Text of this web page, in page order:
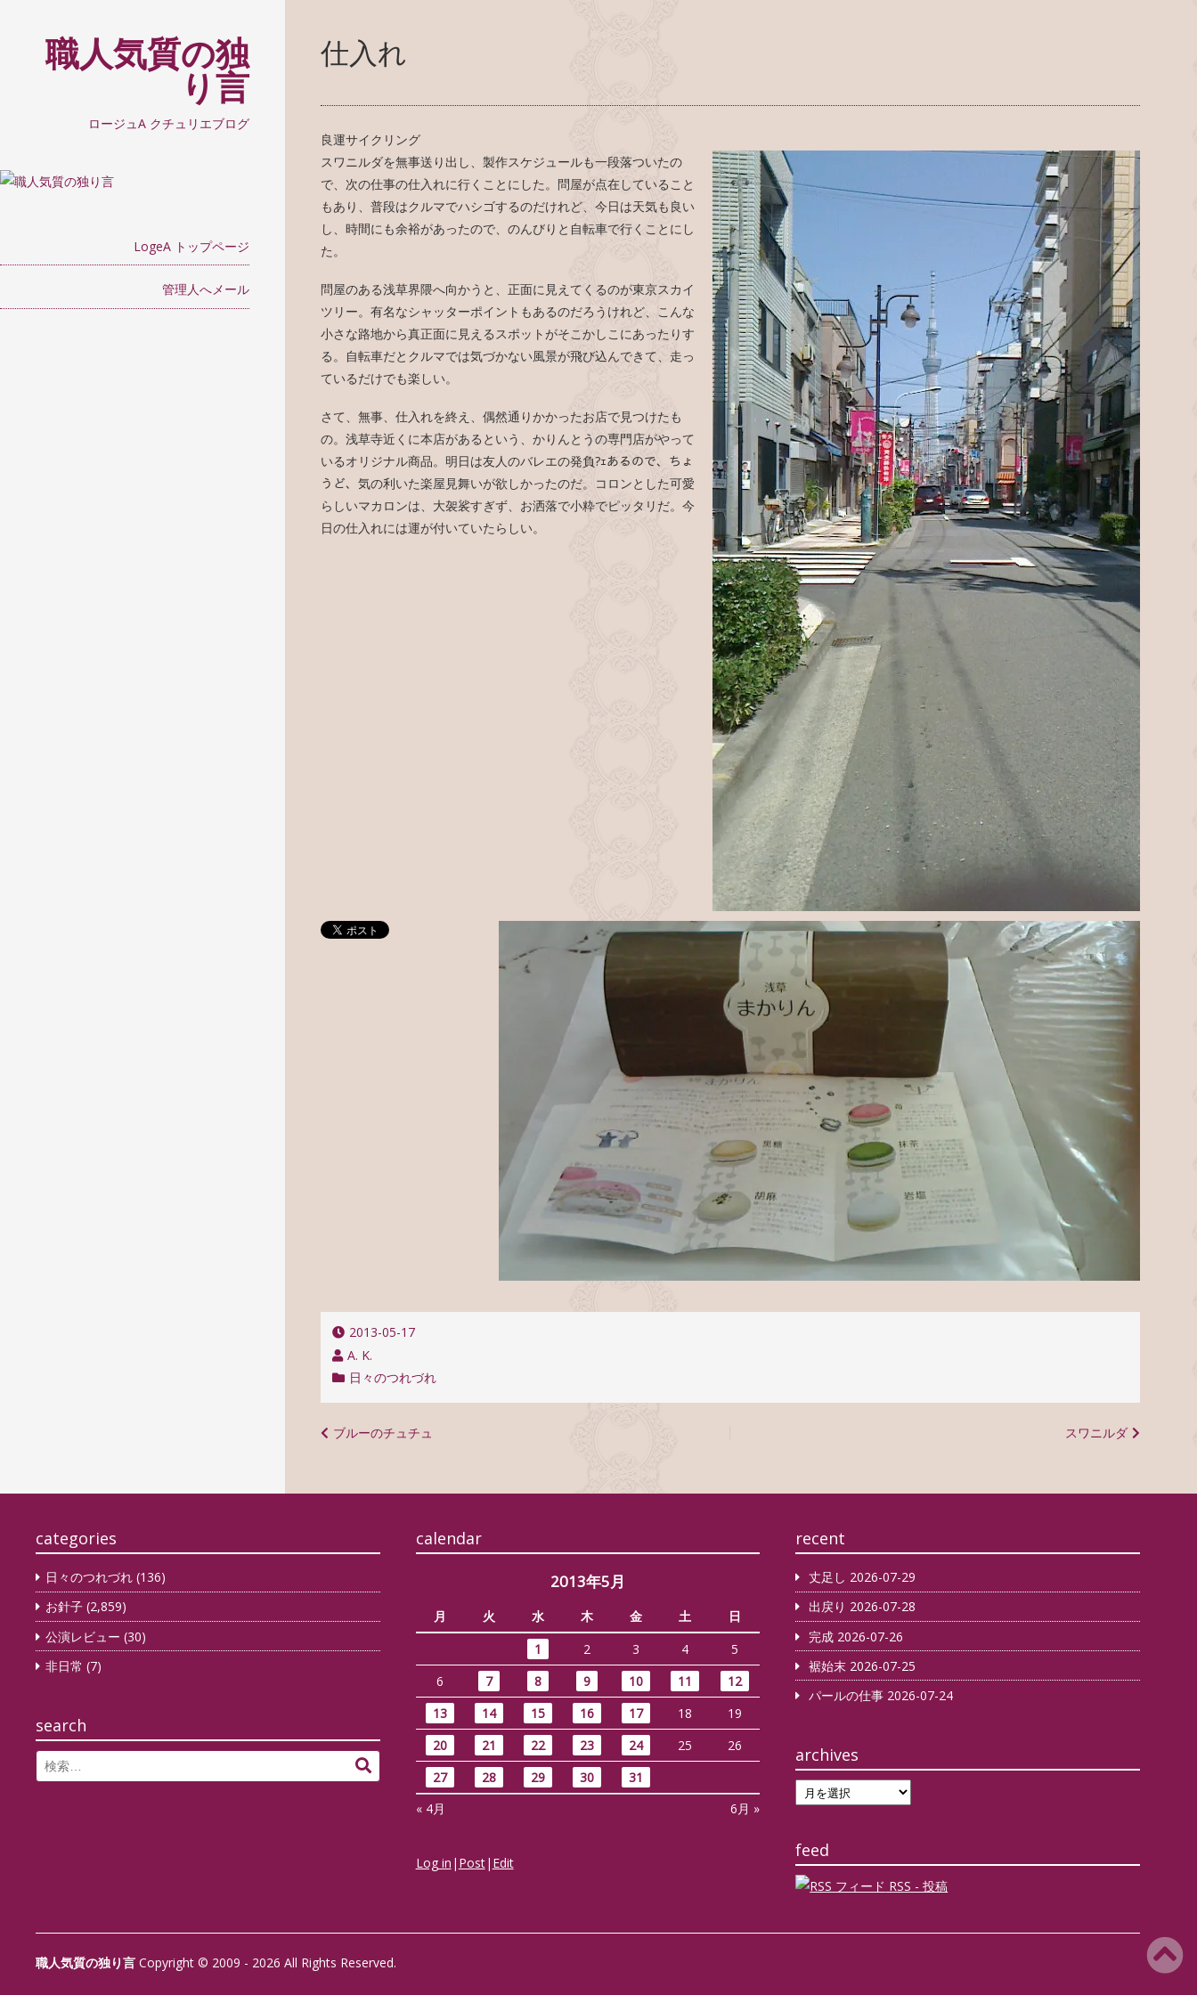
職人気質の独
り言
ロージュA クチュリエブログ
LogeA トップページ
管理人へメール
仕入れ
良運サイクリング
スワニルダを無事送り出し、製作スケジュールも一段落ついたの
で、次の仕事の仕入れに行くことにした。問屋が点在していること
もあり、普段はクルマでハシゴするのだけれど、今日は天気も良い
し、時間にも余裕があったので、のんびりと自転車で行くことにし
た。
問屋のある浅草界隈へ向かうと、正面に見えてくるのが東京スカイ
ツリー。有名なシャッターポイントもあるのだろうけれど、こんな
小さな路地から真正面に見えるスポットがそこかしこにあったりす
る。自転車だとクルマでは気づかない風景が飛び込んできて、走っ
ているだけでも楽しい。
さて、無事、仕入れを終え、偶然通りかかったお店で見つけたも
の。浅草寺近くに本店があるという、かりんとうの専門店がやって
いるオリジナル商品。明日は友人のバレエの発負?ｪあるので、ちょ
うど、気の利いた楽屋見舞いが欲しかったのだ。コロンとした可愛
らしいマカロンは、大袈裟すぎず、お洒落で小粋でピッタリだ。今
日の仕入れには運が付いていたらしい。
2013-05-17
A. K.
日々のつれづれ
投
ナ
ゲ
シ
ョ
ン
スワニルダ
ブルーのチュチュ
categories
日々のつれづれ(136)
お針子(2,859)
公演レビュー (30)
非日常 (7)
search
Search
for:
検
索…
calendar
2013年5月
月 火 水 木 金 土
日
1
2 3 4
5
6
7 8 9 10 11
12
13
14 15 16 17 18
19
20
21 22 23 24 25
26
27
28 29 30
31
« 4月
6月 »
Log in | Post| Edit
recent
丈足し 2026-07-29
出戻り 2026-07-28
完成 2026-07-26
裾始末 2026-07-25
パールの仕事 2026-07-24
archives
archives
feed
RSS - 投稿
職人気質の独り言 Copyright © 2009 - 2026 All Rights Reserved.